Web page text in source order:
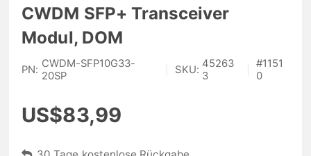
CWDM SFP+ Transceiver
Modul, DOM
PN: CWDM-SFP10G33-
20SP
SKU: 45263
3
#1151
0
US$83,99